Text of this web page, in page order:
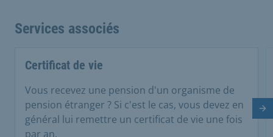
Services associés
Certificat de vie
Vous recevez une pension d'un organisme de
pension étranger ? Si c'est le cas, vous devez en
général lui remettre un certificat de vie une fois
par an.